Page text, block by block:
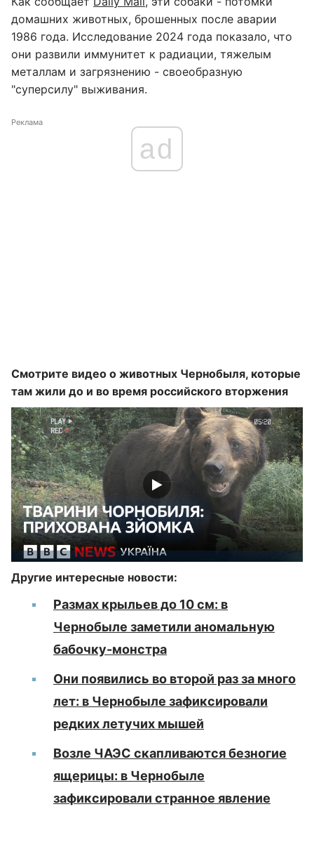
домашних животных, брошенных после аварии
1986 года. Исследование 2024 года показало, что
они развили иммунитет к радиации, тяжелым
металлам и загрязнению - своеобразную
"суперсилу" выживания.
Реклама
ad
Смотрите видео о животных Чернобыля, которые
там жили до и во время российского вторжения
Другие интересные новости:
Размах крыльев до 10 см: в
Чернобыле заметили аномальную
бабочку-монстра
Они появились во второй раз за много
лет: в Чернобыле зафиксировали
редких летучих мышей
Возле ЧАЭС скапливаются безногие
ящерицы: в Чернобыле
зафиксировали странное явление